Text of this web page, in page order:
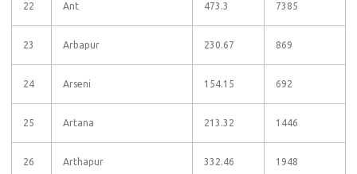
22 Ant 473.3 7385
23 Arbapur 230.67 869
24 Arseni 154.15 692
25 Artana 213.32 1446
26 Arthapur 332.46 1948